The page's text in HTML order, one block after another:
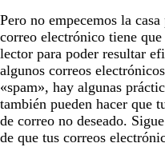
Pero no empecemos la
correo electrónico tiene
lector para poder resultar
algunos correos
«spam», hay algunas
también pueden hacer que
de correo no deseado.
de que tus correos